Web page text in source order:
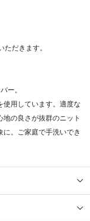
ただきます。
ー。
使用しています。適度な
の良さが抜群のニット
。ご家庭で手洗いでき